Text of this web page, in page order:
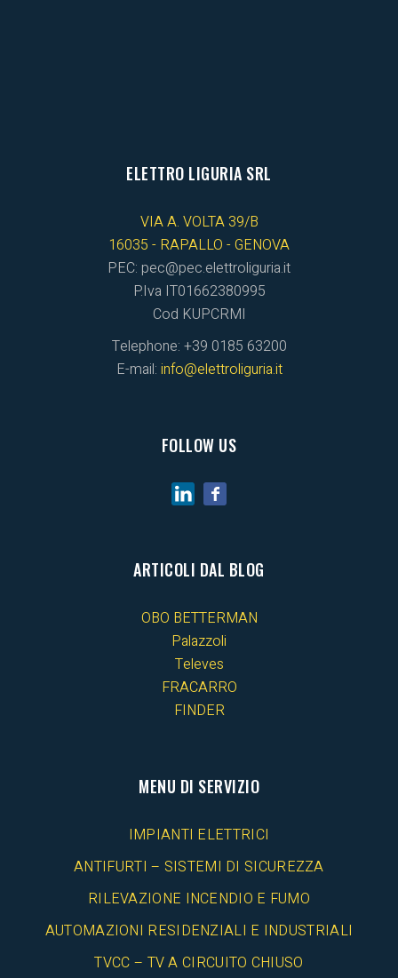
ELETTRO LIGURIA SRL
VIA A. VOLTA 39/B
16035 - RAPALLO - GENOVA
PEC: pec@pec.elettroliguria.it
P.Iva IT01662380995
Cod KUPCRMI
Telephone: +39 0185 63200
E-mail: info@elettroliguria.it
FOLLOW US
ARTICOLI DAL BLOG
OBO BETTERMAN
Palazzoli
Televes
FRACARRO
FINDER
MENU DI SERVIZIO
IMPIANTI ELETTRICI
ANTIFURTI – SISTEMI DI SICUREZZA
RILEVAZIONE INCENDIO E FUMO
AUTOMAZIONI RESIDENZIALI E INDUSTRIALI
TVCC – TV A CIRCUITO CHIUSO